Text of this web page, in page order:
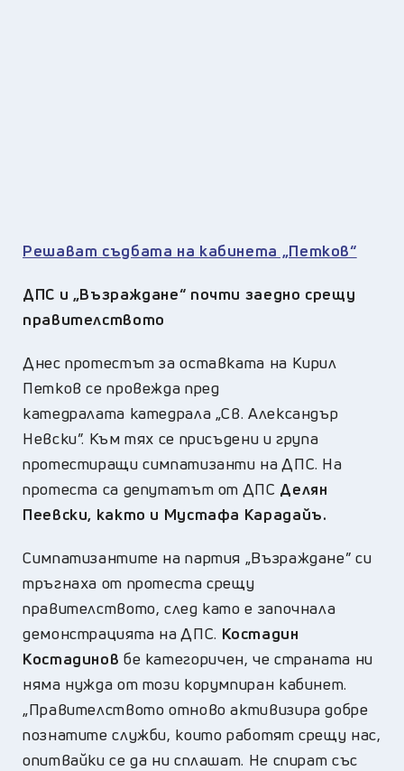
Решават съдбата на кабинета „Петков“
ДПС и „Възраждане“ почти заедно срещу
правителството
Днес протестът за оставката на Кирил
Петков се провежда пред
катедралата катедрала „Св. Александър
Невски”. Към тях се присъдени и група
протестиращи симпатизанти на ДПС. На
протеста са депутатът от ДПС Делян
Пеевски, както и Мустафа Карадайъ.
Симпатизантите на партия „Възраждане” си
тръгнаха от протеста срещу
правителството, след като е започнала
демонстрацията на ДПС. Костадин
Костадинов бе категоричен, че страната ни
няма нужда от този корумпиран кабинет.
„Правителството отново активизира добре
познатите служби, които работят срещу нас,
опитвайки се да ни сплашат. Не спират със